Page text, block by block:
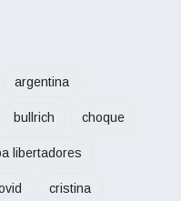
argentina
bullrich choque
libertadores
cristina